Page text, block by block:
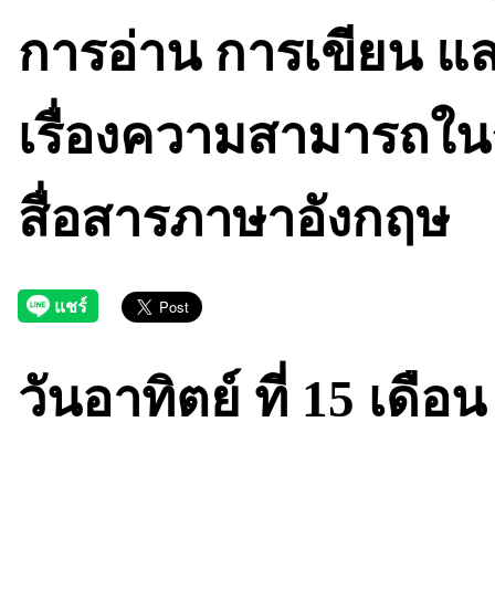
การอ่าน การเขียน
เรื่องความสามารถใ
สื่อสารภาษาอังกฤษ
วันอาทิตย์ ที่ 15 เดือ